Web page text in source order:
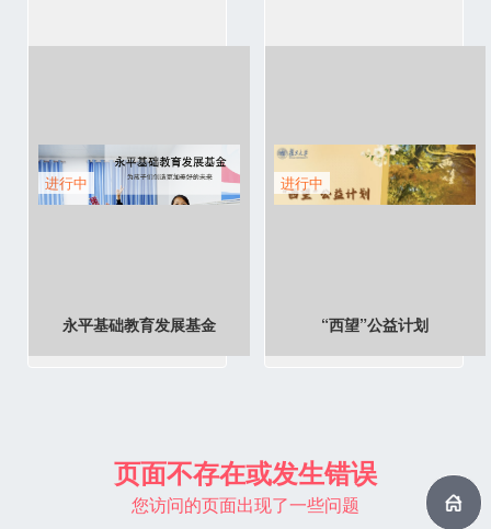
进行中
永平基础教育发展基金
进行中
“西望”公益计划
页面不存在或发生错误
您访问的页面出现了一些问题